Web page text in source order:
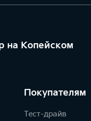
на Копейском
Покупателям
Тест-драйв